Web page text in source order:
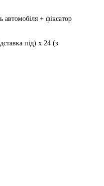
+ фіксатор
під) х 24 (з